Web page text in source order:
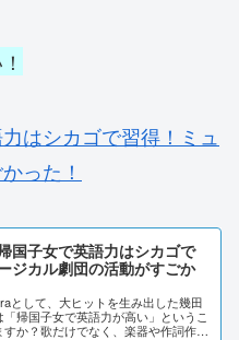
はシカゴで習得！ミュ
った！
国子女で英語力はシカゴで
ジカル劇団の活動がすごか
として、大ヒットを生み出した幾田
「帰国子女で英語力が高い」というこ
すか？歌だけでなく、楽器や作詞作曲